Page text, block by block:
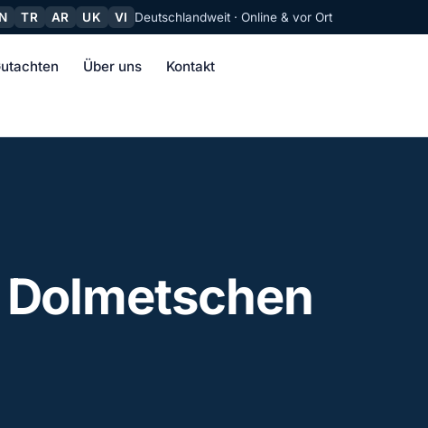
TR AR UK VI Deutschlandweit · Online & vor Ort
Über uns Kontakt